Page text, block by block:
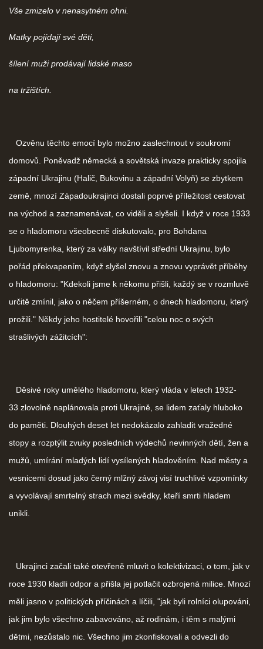
Vše zmizelo v nenasytném ohni.
Matky pojídají své děti,
šílení muži prodávají lidské maso
na tržištích.
Ozvěnu těchto emocí bylo možno zaslechnout v soukromí
domovů. Poněvadž německá a sovětská invaze prakticky spojila
západní Ukrajinu (Halič, Bukovinu a západní Volyň) se zbytkem
země, mnozí Západoukrajinci dostali poprvé příležitost cestovat
na východ a zaznamenávat, co viděli a slyšeli. I když v roce 1933
se o hladomoru všeobecně diskutovalo, pro Bohdana
Ljubomyrenka, který za války navštívil střední Ukrajinu, bylo
pořád překvapením, když slyšel znovu a znovu vyprávět příběhy
o hladomoru: "Kdekoli jsme k někomu přišli, každý se v rozmluvě
určitě zmínil, jako o něčem příšerném, o dnech hladomoru, který
prožili." Někdy jeho hostitelé hovořili "celou noc o svých
strašlivých zážitcích":
Děsivé roky umělého hladomoru, který vláda v letech 1932-
33 zlovolně naplánovala proti Ukrajině, se lidem zaťaly hluboko
do paměti. Dlouhých deset let nedokázalo zahladit vražedné
stopy a rozptýlit zvuky posledních výdechů nevinných dětí, žen a
mužů, umírání mladých lidí vysílených hladověním. Nad městy a
vesnicemi dosud jako černý mlžný závoj visí truchlivé vzpomínky
a vyvolávají smrtelný strach mezi svědky, kteří smrti hladem
unikli.
Ukrajinci začali také otevřeně mluvit o kolektivizaci, o tom, jak v
roce 1930 kladli odpor a přišla jej potlačit ozbrojená milice. Mnozí
měli jasno v politických příčinách a líčili, "jak byli rolníci olupováni,
jak jim bylo všechno zabavováno, až rodinám, i těm s malými
dětmi, nezůstalo nic. Všechno jim zkonfiskovali a odvezli do